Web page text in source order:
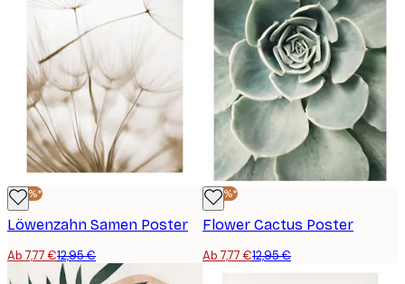
-40%*
Löwenzahn Samen Poster
Ab 7,77 €12,95 €
-40%*
Flower Cactus Poster
Ab 7,77 €12,95 €